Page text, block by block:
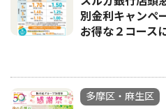
別金利キャンペ
お得な２コース
多摩区・麻生区